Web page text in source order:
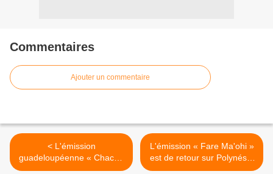
Commentaires
Ajouter un commentaire
< L'émission
guadeloupéenne « Chacun
son destin » débarque sur
L'émission « Fare Ma'ohi »
est de retour sur Polynésie
la 1ère ! >